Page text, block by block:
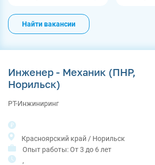
Найти вакансии
Инженер - Механик (ПНР,
Норильск)
РТ-Инжиниринг
Красноярский край / Норильск
Опыт работы: От 3 до 6 лет
,